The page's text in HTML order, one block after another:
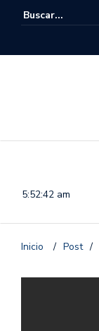
5:52:42 am
Inicio / Post /